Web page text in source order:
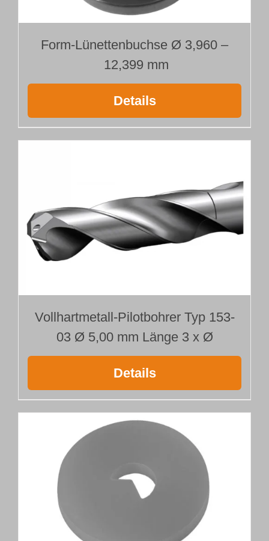
Form-Lünettenbuchse Ø 3,960 –
12,399 mm
Details
Vollhartmetall-Pilotbohrer Typ 153-
03 Ø 5,00 mm Länge 3 x Ø
Details